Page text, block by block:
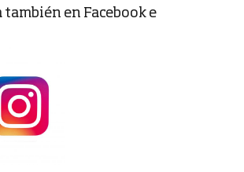
también en Facebook e